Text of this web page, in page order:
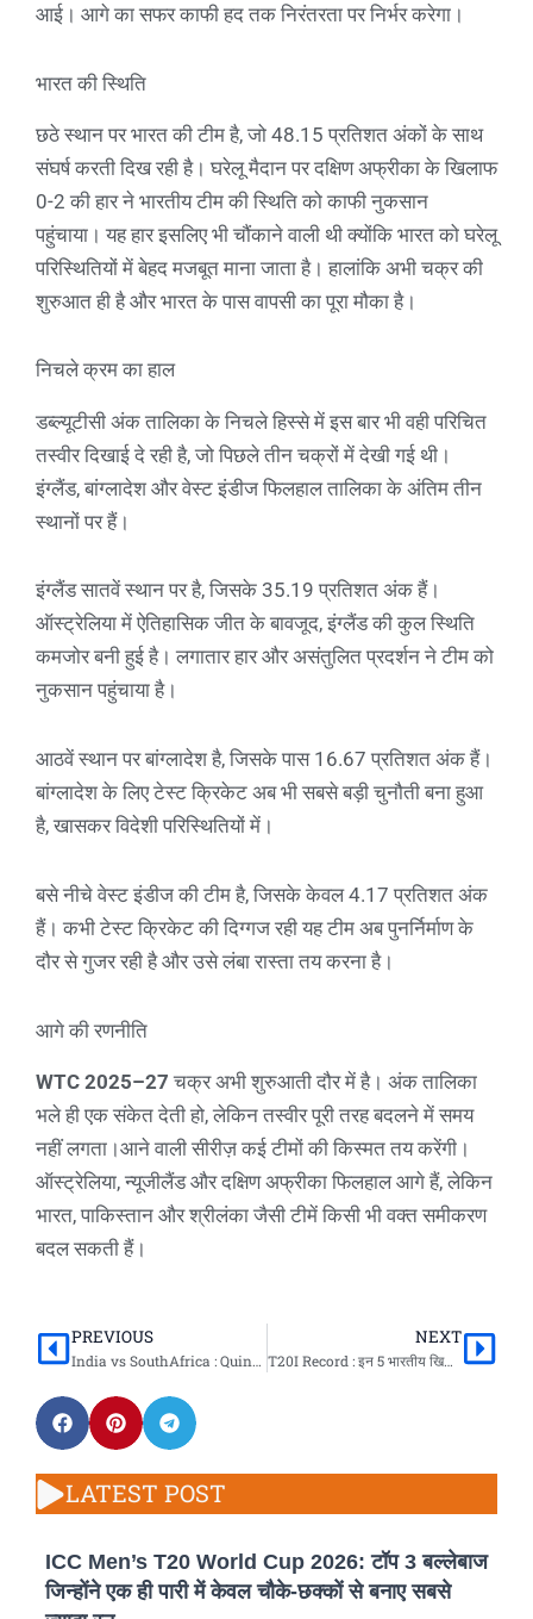
आई। आगे का सफर काफी हद तक निरंतरता पर निर्भर करेगा।
भारत की स्थिति
छठे स्थान पर भारत की टीम है, जो 48.15 प्रतिशत अंकों के साथ
संघर्ष करती दिख रही है। घरेलू मैदान पर दक्षिण अफ्रीका के खिलाफ
0-2 की हार ने भारतीय टीम की स्थिति को काफी नुकसान
पहुंचाया। यह हार इसलिए भी चौंकाने वाली थी क्योंकि भारत को घरेलू
परिस्थितियों में बेहद मजबूत माना जाता है। हालांकि अभी चक्र की
शुरुआत ही है और भारत के पास वापसी का पूरा मौका है।
निचले क्रम का हाल
डब्ल्यूटीसी अंक तालिका के निचले हिस्से में इस बार भी वही परिचित
तस्वीर दिखाई दे रही है, जो पिछले तीन चक्रों में देखी गई थी।
इंग्लैंड, बांग्लादेश और वेस्ट इंडीज फिलहाल तालिका के अंतिम तीन
स्थानों पर हैं।
इंग्लैंड सातवें स्थान पर है, जिसके 35.19 प्रतिशत अंक हैं।
ऑस्ट्रेलिया में ऐतिहासिक जीत के बावजूद, इंग्लैंड की कुल स्थिति
कमजोर बनी हुई है। लगातार हार और असंतुलित प्रदर्शन ने टीम को
नुकसान पहुंचाया है।
आठवें स्थान पर बांग्लादेश है, जिसके पास 16.67 प्रतिशत अंक हैं।
बांग्लादेश के लिए टेस्ट क्रिकेट अब भी सबसे बड़ी चुनौती बना हुआ
है, खासकर विदेशी परिस्थितियों में।
बसे नीचे वेस्ट इंडीज की टीम है, जिसके केवल 4.17 प्रतिशत अंक
हैं। कभी टेस्ट क्रिकेट की दिग्गज रही यह टीम अब पुनर्निर्माण के
दौर से गुजर रही है और उसे लंबा रास्ता तय करना है।
आगे की रणनीति
WTC 2025–27 चक्र अभी शुरुआती दौर में है। अंक तालिका
भले ही एक संकेत देती हो, लेकिन तस्वीर पूरी तरह बदलने में समय
नहीं लगता।आने वाली सीरीज़ कई टीमों की किस्मत तय करेंगी।
ऑस्ट्रेलिया, न्यूजीलैंड और दक्षिण अफ्रीका फिलहाल आगे हैं, लेकिन
भारत, पाकिस्तान और श्रीलंका जैसी टीमें किसी भी वक्त समीकरण
बदल सकती हैं।
PrevPREVIOUS
India vs SouthAfrica : Quinton de Kock का धमाका, टी20I में भारत के खिलाफ सबसे ज्यादा 50+ स्कोर की बराबरी
NEXT
T20I Record : इन 5 भारतीय खिलाड़ियों ने लगाए एक कैलेंडर ईयर में सबसे ज़्यादा छक्के, देखें पूरी लिस्ट Next
LATEST POST
ICC Men’s T20 World Cup 2026: टॉप 3 बल्लेबाज
जिन्होंने एक ही पारी में केवल चौके-छक्कों से बनाए सबसे